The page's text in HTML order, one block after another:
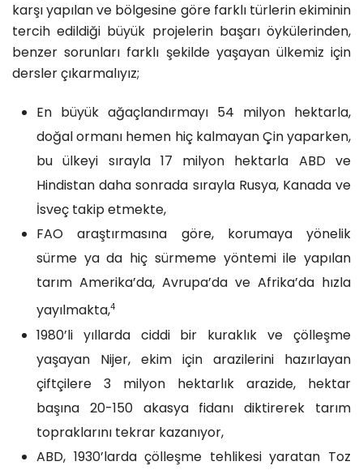
karşı yapılan ve bölgesine göre farklı türlerin ekiminin
tercih edildiği büyük projelerin başarı öykülerinden,
benzer sorunları farklı şekilde yaşayan ülkemiz için
dersler çıkarmalıyız;
En büyük ağaçlandırmayı 54 milyon hektarla,
doğal ormanı hemen hiç kalmayan Çin yaparken,
bu ülkeyi sırayla 17 milyon hektarla ABD ve
Hindistan daha sonrada sırayla Rusya, Kanada ve
İsveç takip etmekte,
FAO araştırmasına göre, korumaya yönelik
sürme ya da hiç sürmeme yöntemi ile yapılan
tarım Amerika’da, Avrupa’da ve Afrika’da hızla
yayılmakta,4
1980’li yıllarda ciddi bir kuraklık ve çölleşme
yaşayan Nijer, ekim için arazilerini hazırlayan
çiftçilere 3 milyon hektarlık arazide, hektar
başına 20-150 akasya fidanı diktirerek tarım
topraklarını tekrar kazanıyor,
ABD, 1930’larda çölleşme tehlikesi yaratan Toz